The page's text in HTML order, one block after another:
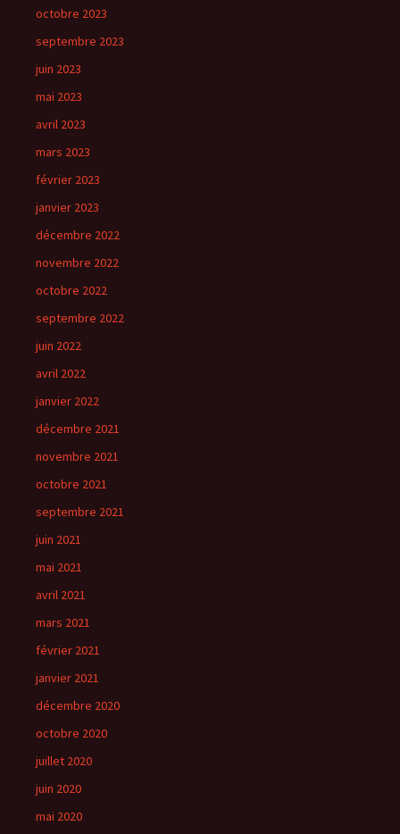
octobre 2023
septembre 2023
juin 2023
mai 2023
avril 2023
mars 2023
février 2023
janvier 2023
décembre 2022
novembre 2022
octobre 2022
septembre 2022
juin 2022
avril 2022
janvier 2022
décembre 2021
novembre 2021
octobre 2021
septembre 2021
juin 2021
mai 2021
avril 2021
mars 2021
février 2021
janvier 2021
décembre 2020
octobre 2020
juillet 2020
juin 2020
mai 2020